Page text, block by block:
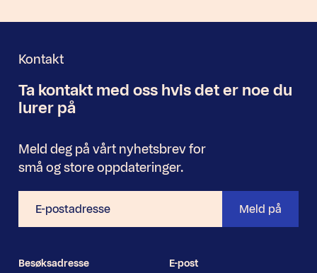
Kontakt
Nyhetsbrev
Ta kontakt med oss hvis det er noe du
lurer på
Meld deg på vårt nyhetsbrev for
små og store oppdateringer.
postadresse
Meld på
Besøksadresse
E-post